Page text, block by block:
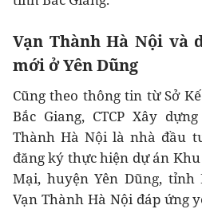
Vạn Thành Hà Nội và
mới ở Yên Dũng
Cũng theo thông tin từ Sở
Bắc Giang, CTCP Xây
Thành Hà Nội là nhà đầu
đăng ký thực hiện dự án
Mại, huyện Yên Dũng, tỉnh
Vạn Thành Hà Nội đáp ứng